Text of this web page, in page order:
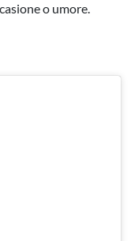
o umore.